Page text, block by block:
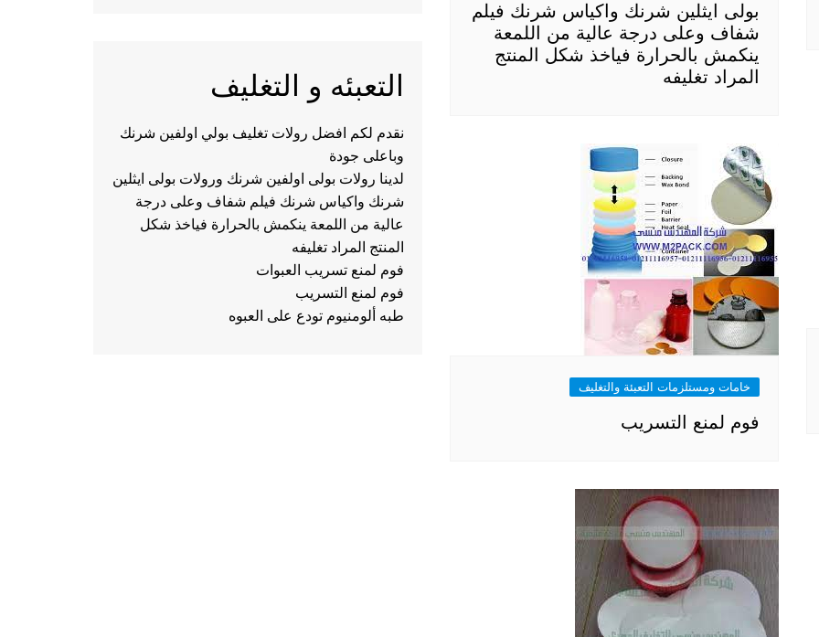
بولى ايثلين شرنك واكياس شرنك فيلم
شفاف وعلى درجة عالية من اللمعة
ينكمش بالحرارة فياخذ شكل المنتج
المراد تغليفه
خامات ومستلزمات التعبئة والتغليف
فوم لمنع التسريب
التعبئه و التغليف
نقدم لكم افضل رولات تغليف بولي اولفين شرنك
وباعلى جودة
لدينا رولات بولى اولفين شرنك ورولات بولى ايثلين
شرنك واكياس شرنك فيلم شفاف وعلى درجة
عالية من اللمعة ينكمش بالحرارة فياخذ شكل
المنتج المراد تغليفه
فوم لمنع تسريب العبوات
فوم لمنع التسريب
طبه ألومنيوم تودع على العبوه